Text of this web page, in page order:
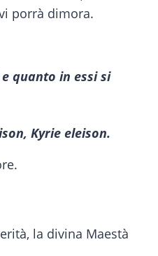
porrà dimora.
quanto in essi si
Kyrie eleison.
la divina Maestà